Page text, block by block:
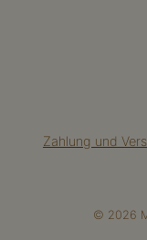
Zahlung und
© 2026